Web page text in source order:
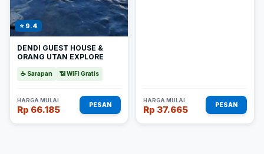
⭐ 9.4
DENDI GUEST HOUSE &
ORANG UTAN EXPLORE
☕ Sarapan 📶 WiFi Gratis
HARGA MULAI
Rp 66.185 PESAN
HARGA MULAI
Rp 37.665 PESAN